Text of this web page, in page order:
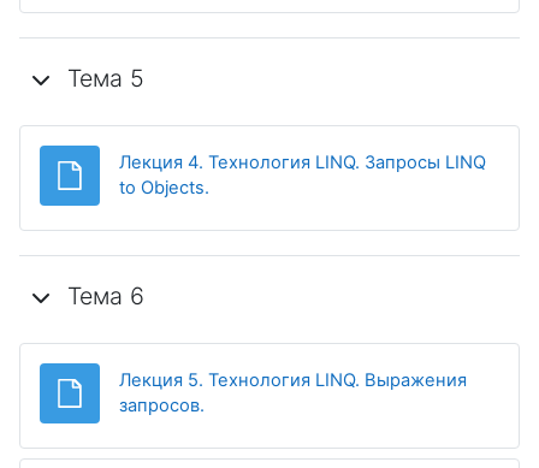
Тема 5
Лекция 4. Технология LINQ. Запросы LINQ
to Objects.
Тема 6
Лекция 5. Технология LINQ. Выражения
запросов.